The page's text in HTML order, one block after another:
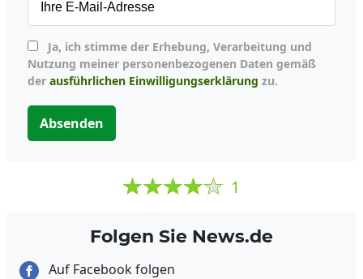
Nutzung meiner personenbezogenen Daten gemäß
der ausführlichen Einwilligungserklärung zu.
Absenden
1
Folgen Sie News.de
Auf Facebook folgen